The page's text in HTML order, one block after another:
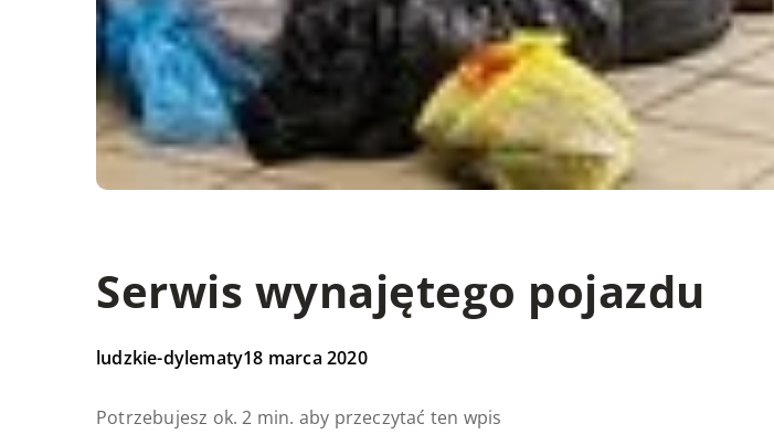
Serwis wynajętego pojazdu
ludzkie-dylematy18 marca 2020
Potrzebujesz ok. 2 min. aby przeczytać ten wpis